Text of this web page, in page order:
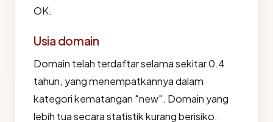
OK.
Usia domain
Domain telah terdaftar selama sekitar 0.4
tahun, yang menempatkannya dalam
kategori kematangan "new". Domain yang
lebih tua secara statistik kurang berisiko.